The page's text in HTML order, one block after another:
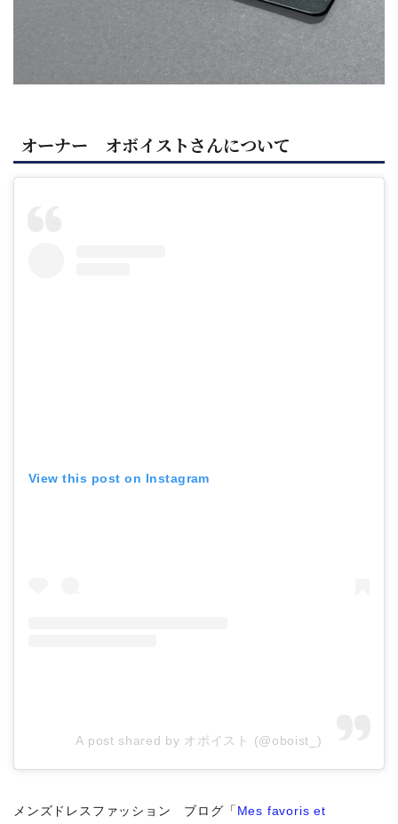
オーナー オボイストさんについて
View this post on Instagram
A post shared by オボイスト (@oboist_)
メンズドレスファッション ブログ「 Mes favoris et